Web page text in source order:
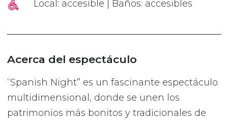
Local: accesible | Baños: accesibles
Acerca del espectáculo
“Spanish Night” es un fascinante espectáculo
multidimensional, donde se unen los
patrimonios más bonitos y tradicionales de